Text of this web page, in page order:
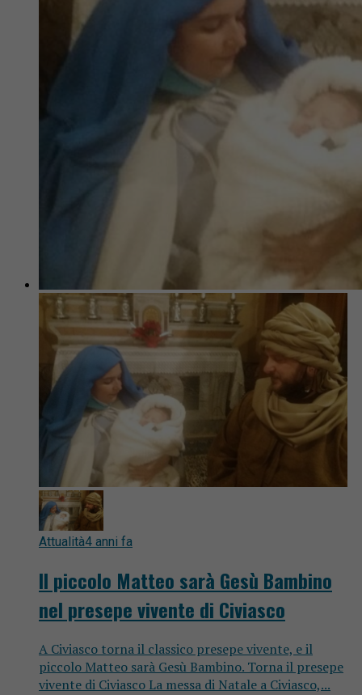
Attualità4 anni fa
Il piccolo Matteo sarà Gesù Bambino
nel presepe vivente di Civiasco
A Civiasco torna il classico presepe vivente, e il
piccolo Matteo sarà Gesù Bambino. Torna il presepe
vivente di Civiasco La messa di Natale a Civiasco,...